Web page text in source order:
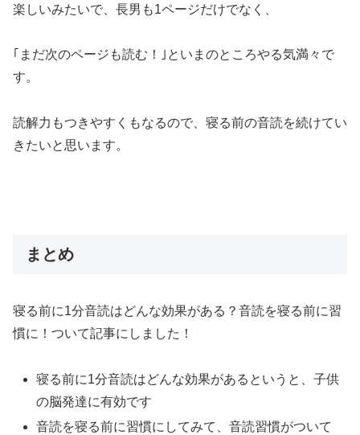
楽しいみたいで、長男も1ページだけでなく、
｢まだ次のページも読む！｣といまのところやる気満々で
す。
読解力もつきやすくもなるので、寝る前の音読を続けてい
きたいと思います。
まとめ
寝る前に1分音読はどんな効果がある？音読を寝る前に習
慣に！ついて記事にしました！
寝る前に1分音読はどんな効果があるというと、子供
の脳発達に有効です
音読を寝る前に習慣にしてみて、音読習慣がついて